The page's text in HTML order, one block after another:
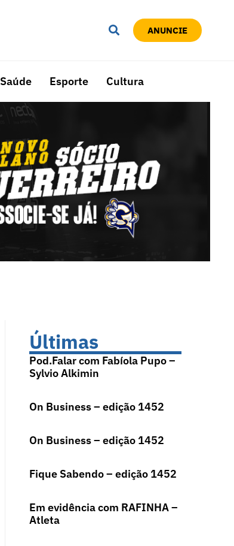
ANUNCIE
Saúde Esporte Cultura
Últimas
Pod.Falar com Fabíola Pupo –
Sylvio Alkimin
On Business – edição 1452
On Business – edição 1452
Fique Sabendo – edição 1452
Em evidência com RAFINHA –
Atleta